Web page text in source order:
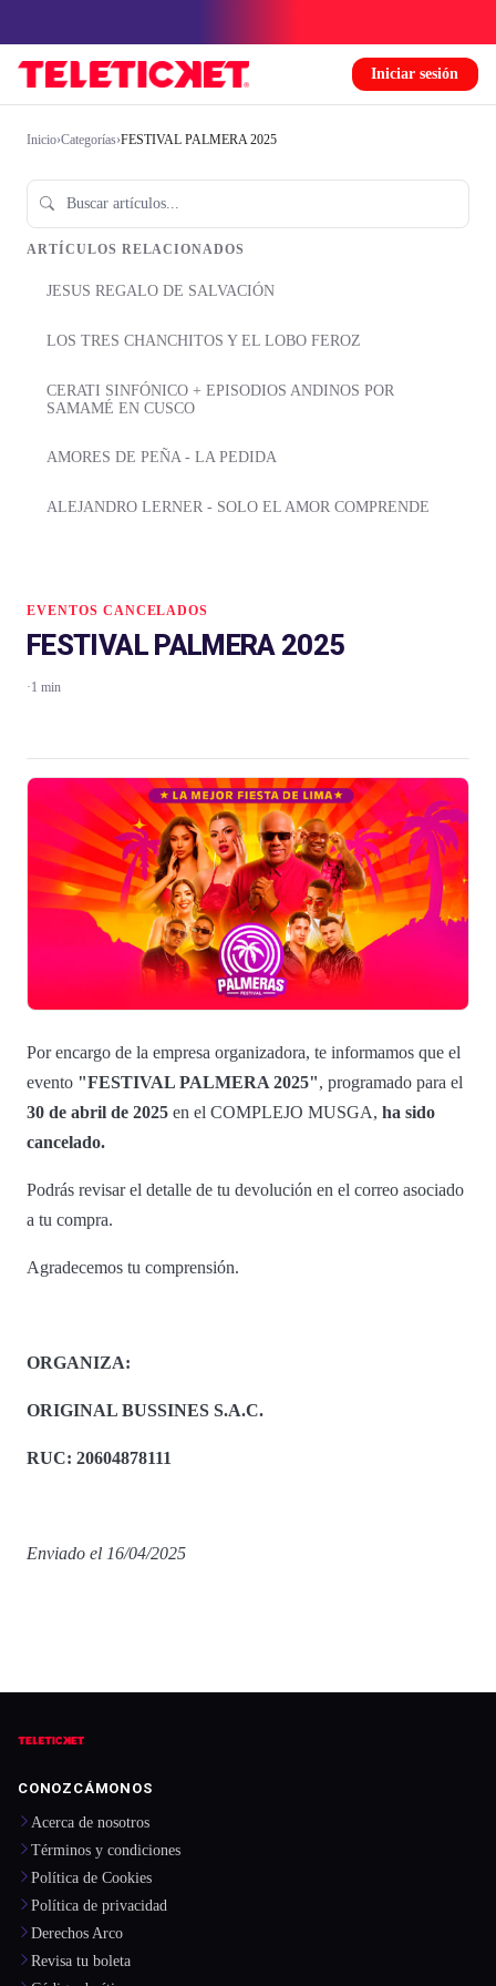
Iniciar sesión
Inicio›Categorías›FESTIVAL PALMERA 2025
ARTÍCULOS RELACIONADOS
JESUS REGALO DE SALVACIÓN
LOS TRES CHANCHITOS Y EL LOBO FEROZ
CERATI SINFÓNICO + EPISODIOS ANDINOS POR
SAMAMÉ EN CUSCO
AMORES DE PEÑA - LA PEDIDA
ALEJANDRO LERNER - SOLO EL AMOR COMPRENDE
EVENTOS CANCELADOS
FESTIVAL PALMERA 2025
·1 min
Por encargo de la empresa organizadora, te informamos que el
evento "FESTIVAL PALMERA 2025", programado para el
30 de abril de 2025 en el COMPLEJO MUSGA, ha sido
cancelado.
Podrás revisar el detalle de tu devolución en el correo asociado
a tu compra.
Agradecemos tu comprensión.
ORGANIZA:
ORIGINAL BUSSINES S.A.C.
RUC: 20604878111
Enviado el 16/04/2025
CONOZCÁMONOS
Acerca de nosotros
Términos y condiciones
Política de Cookies
Política de privacidad
Derechos Arco
Revisa tu boleta